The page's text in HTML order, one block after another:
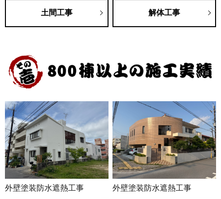
土間工事 解体工事
外壁塗装防水遮熱工事 外壁塗装防水遮熱工事